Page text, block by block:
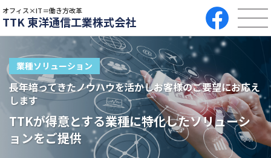
オフィス×IT＝働き方改革
TTK 東洋通信工業株式会社
業種ソリューション
長年培ってきたノウハウを活かしお客様のご要望にお応え
します
TTKが得意とする業種に特化したソリューシ
ョンをご提供